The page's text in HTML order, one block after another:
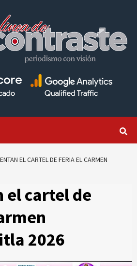
EL CARTEL DE FERIA EL CARMEN
el cartel de
2026